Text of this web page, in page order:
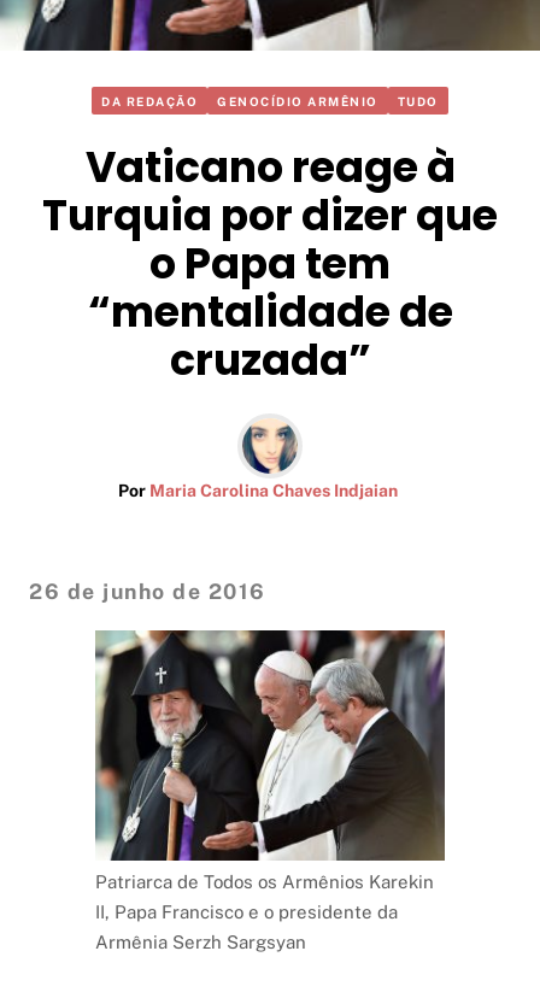
DA REDAÇÃO GENOCÍDIO ARMÊNIO TUDO
Vaticano reage à
Turquia por dizer que
o Papa tem
“mentalidade de
cruzada”
Por Maria Carolina Chaves Indjaian
26 de junho de 2016
Patriarca de Todos os Armênios Karekin
II, Papa Francisco e o presidente da
Armênia Serzh Sargsyan